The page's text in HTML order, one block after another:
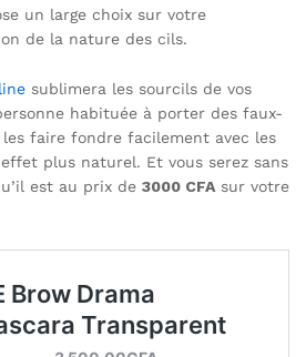
un large choix sur votre
de la nature des cils.
sublimera les sourcils de vos
habituée à porter des faux-
faire fondre facilement avec les
plus naturel. Et vous serez sans
est au prix de 3000 CFAsur votre